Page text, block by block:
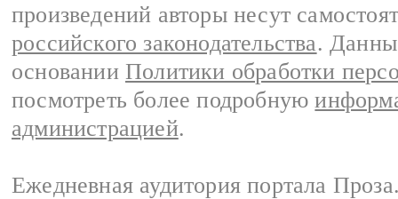
произведений авторы несут
российского законодательства.
основании Политики обработки
посмотреть более подробную
администрацией.
Ежедневная аудитория портала